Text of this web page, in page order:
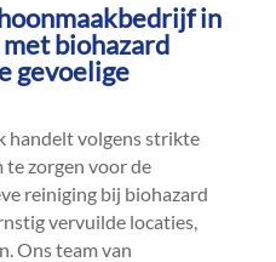
in
biohazard
gevoelige
handelt volgens strikte
zorgen voor de
reiniging bij biohazard
vervuilde locaties,
Ons team van